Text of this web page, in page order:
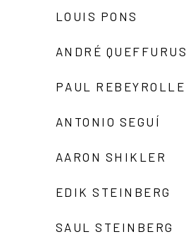
LOUIS PONS
ANDRÉ QUEFFURUS
PAUL REBEYROLLE
ANTONIO SEGUÍ
AARON SHIKLER
EDIK STEINBERG
SAUL STEINBERG